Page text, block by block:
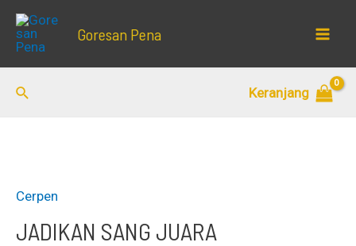
Lewati
Goresan Pena
Cari Keranjang
Cerpen
JADIKAN SANG JUARA